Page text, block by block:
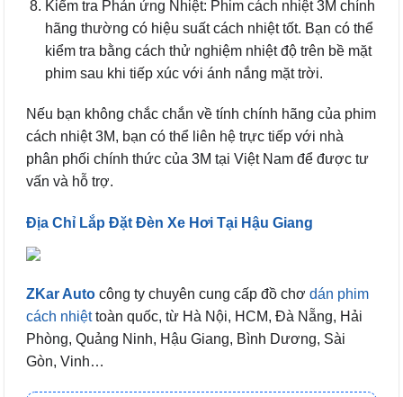
Kiểm tra Phản ứng Nhiệt: Phim cách nhiệt 3M chính
hãng thường có hiệu suất cách nhiệt tốt. Bạn có thể
kiểm tra bằng cách thử nghiệm nhiệt độ trên bề mặt
phim sau khi tiếp xúc với ánh nắng mặt trời.
Nếu bạn không chắc chắn về tính chính hãng của phim
cách nhiệt 3M, bạn có thể liên hệ trực tiếp với nhà
phân phối chính thức của 3M tại Việt Nam để được tư
vấn và hỗ trợ.
Địa Chỉ Lắp Đặt Đèn Xe Hơi Tại Hậu Giang
ZKar Auto công ty chuyên cung cấp đồ chơ dán phim
cách nhiệttoàn quốc, từ Hà Nội, HCM, Đà Nẵng, Hải
Phòng, Quảng Ninh, Hậu Giang, Bình Dương, Sài
Gòn, Vinh…